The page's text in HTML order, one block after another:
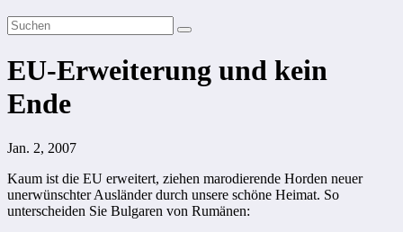
EU-Erweiterung und kein
Ende
Jan. 2, 2007
Kaum ist die EU erweitert, ziehen marodierende Horden neuer
unerwünschter Ausländer durch unsere schöne Heimat. So
unterscheiden Sie Bulgaren von Rumänen: